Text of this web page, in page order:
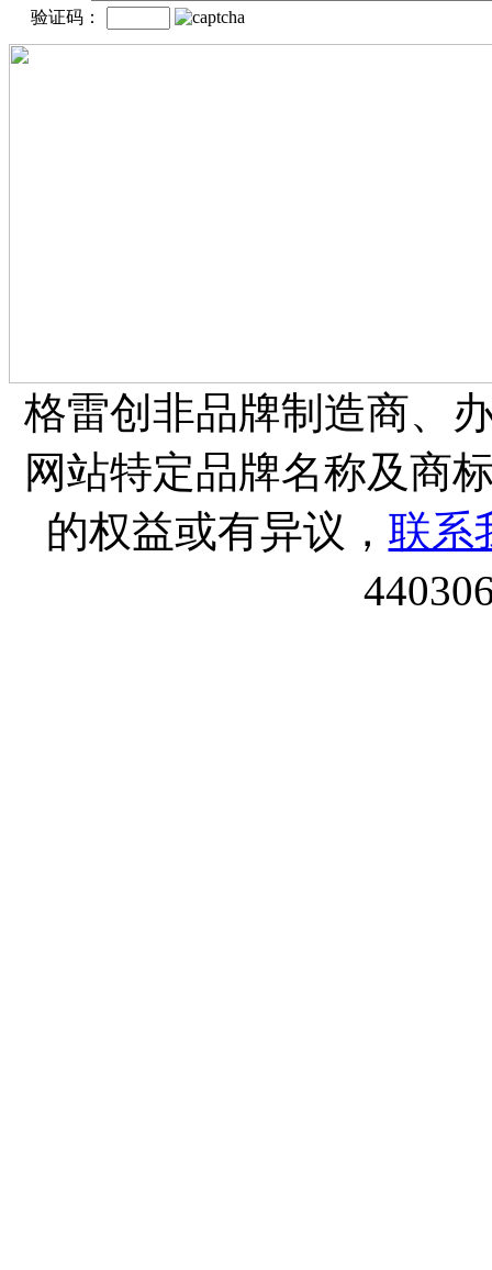
验证码：
格雷创非品牌制造商、
网站特定品牌名称及商
的权益或有异议， 联系